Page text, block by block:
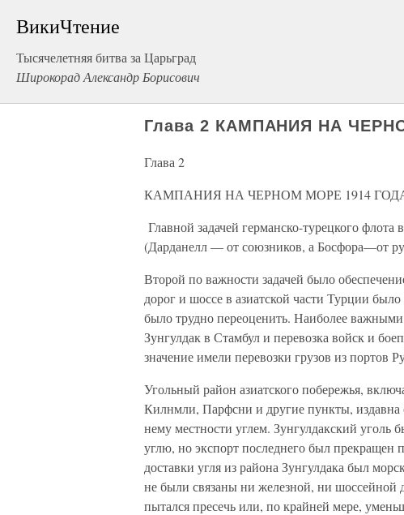
ВикиЧтение
Тысячелетняя битва за Царьград
Широкорад Александр Борисович
Глава 2 КАМПАНИЯ НА
Глава 2
КАМПАНИЯ НА ЧЕРНОМ МОРЕ 1914
Главной задачей германско-турецкого
(Дарданелл — от союзников, а Босфора—от
Второй по важности задачей было
дорог и шоссе в азиатской части Турции
было трудно переоценить. Наиболее
Зунгулдак в Стамбул и перевозка войск и
значение имели перевозки грузов из портов
Угольный район азиатского побережья,
Килнмли, Парфсни и другие пункты,
нему местности углем. Зунгулдакский уголь
углю, но экспорт последнего был прекращен
доставки угля из района Зунгулдака был
не были связаны ни железной, ни шоссейной
пытался пресечь или, по крайней мере,